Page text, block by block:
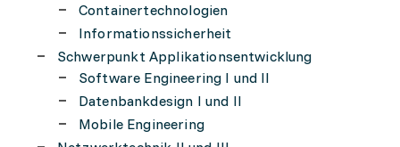
Containertechnologien
Informationssicherheit
Schwerpunkt Applikationsentwicklung
Software Engineering I und II
Datenbankdesign I und II
Mobile Engineering